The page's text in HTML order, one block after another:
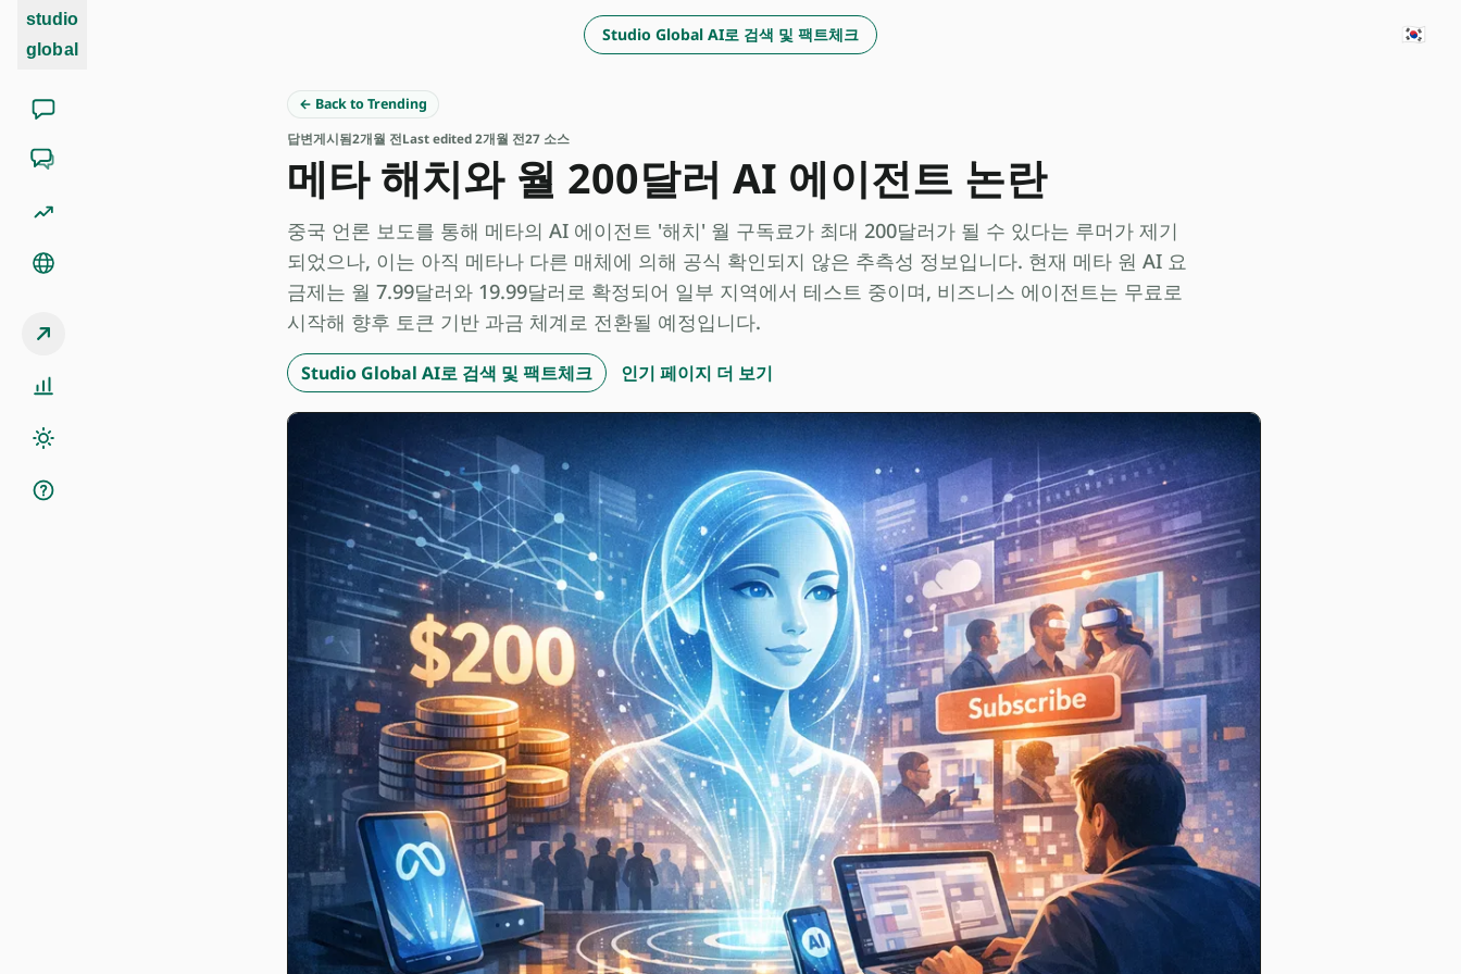
studio
global
Studio Global AI로 검색 및 팩트체크 🇰🇷
← Back to Trending
답변게시됨2개월 전Last edited 2개월 전27 소스
메타 해치와 월 200달러 AI 에이전트 논란
중국 언론 보도를 통해 메타의 AI 에이전트 '해치' 월 구독료가 최대 200달러가 될 수 있다는 루머가 제기
되었으나, 이는 아직 메타나 다른 매체에 의해 공식 확인되지 않은 추측성 정보입니다. 현재 메타 원 AI 요
금제는 월 7.99달러와 19.99달러로 확정되어 일부 지역에서 테스트 중이며, 비즈니스 에이전트는 무료로
시작해 향후 토큰 기반 과금 체계로 전환될 예정입니다.
Studio Global AI로 검색 및 팩트체크 인기 페이지 더 보기